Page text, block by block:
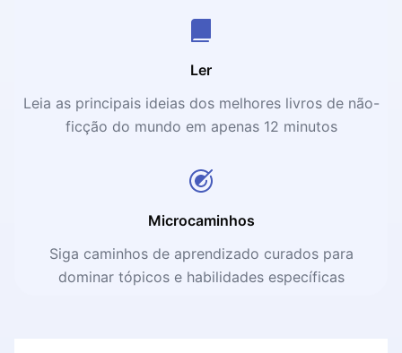
Ler
Leia as principais ideias dos melhores livros de não-
ficção do mundo em apenas 12 minutos
Microcaminhos
Siga caminhos de aprendizado curados para
dominar tópicos e habilidades específicas